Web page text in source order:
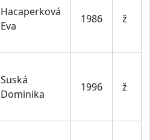
Hacaperková
Eva
1986 ž
Suská
Dominika
1996 ž